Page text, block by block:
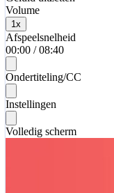
Volume
1 x
Afspeelsnelheid
00:00 / 08:40
Ondertiteling/CC
Instellingen
Volledig scherm